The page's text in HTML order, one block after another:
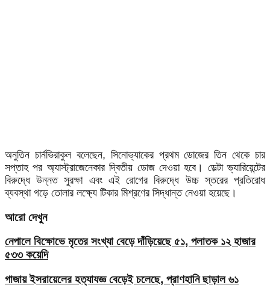
অনুতিন চার্নভিরাকুল বলেছেন, সিনোভ্যাকের প্রথম ডোজের তিন থেকে চার
সপ্তাহ পর অ্যাস্ট্রাজেনেকার দ্বিতীয় ডোজ দেওয়া হবে। ডেল্টা ভ্যারিয়েন্টের
বিরুদ্ধে উন্নত সুরক্ষা এবং এই রোগের বিরুদ্ধে উচ্চ স্তরের প্রতিরোধ
ব্যবস্থা গড়ে তোলার লক্ষ্যে টিকার মিশ্রণের সিদ্ধান্ত নেওয়া হয়েছে।
আরো দেখুন
নেপালে বিক্ষোভে মৃতের সংখ্যা বেড়ে দাঁড়িয়েছে ৫১, পলাতক ১২ হাজার
৫৩৩ কয়েদি
গাজায় ইসরায়েলের হত্যাযজ্ঞ বেড়েই চলেছে, প্রাণহানি ছাড়াল ৬১